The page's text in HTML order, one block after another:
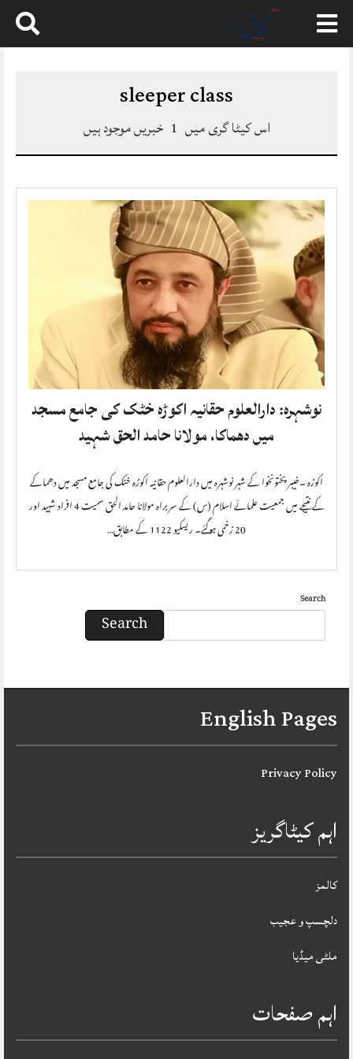
Skip
Search
Search
sleeper class
اس کیٹا گری میں 1 خبریں موجود ہیں
نوشہرہ: دارالعلوم حقانیہ اکوڑہ خٹک کی جامع مسجد
میں دھماکا، مولانا حامد الحق شہید
اکوڑہ ۔خیبر پختونخوا کے شہر نوشہرہ میں دارالعلوم حقانیہ اکوڑہ خٹک کی جامع مسجد میں دھماکے
کے نتیجے میں جمعیت علمائے اسلام (س) کے سربراہ مولانا حامد الحق سمیت 4 افراد شہید اور
20 زخمی ہوگئے۔ ریسکیو 1122 کے مطابق…
English Pages
Privacy Policy
اہم کیٹاگریز
کالمز
دلچسپ و عجیب
ملٹی میڈیا
اہم صفحات